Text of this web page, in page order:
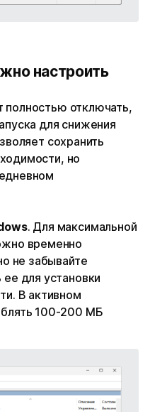
настроить
отключать,
для снижения
сохранить
но
. Для максимальной
временно
не забывайте
для установки
В активном
100-200 МБ